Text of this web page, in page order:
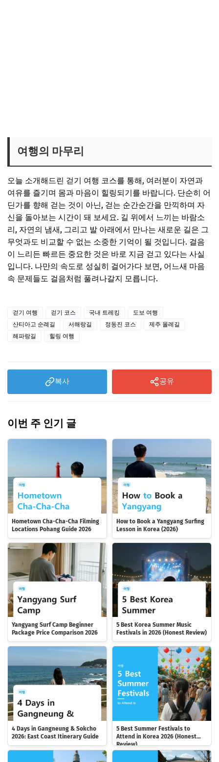
여행의 마무리
오늘 소개해드린 걷기 여행 코스를 통해, 여러분이 자연과
여유를 즐기며 몸과 마음이 힐링되기를 바랍니다. 단순히 어
딘가를 향해 걷는 것이 아닌, 걷는 순간순간을 만끽하며 자
신을 돌아보는 시간이 돼 보세요. 길 위에서 느끼는 바람소
리, 자연의 냄새, 그리고 발 아래에서 만나는 새로운 길은 그
무엇과도 비교할 수 없는 소중한 기억이 될 것입니다. 걸음
이 느리든 빠르든 중요한 것은 바로 지금 걷고 있다는 사실
입니다. 나만의 속도로 성실히 걸어가다 보면, 어느새 마음
속 문제들도 걸음처럼 풀려나갈지 모릅니다.
걷기 여행 걷기 코스 국내 트레킹
도보 여행
산티아고 순례길
서해랑길 정동진 코스
제주 올레길
해파랑길
힐링 여행
복사 공유
이번 주 인기 글
Hometown Cha-Cha-Cha Filming
Locations Pohang Guide 2026
How to Book a Yangyang Surfing
Lesson in Korea (2026)
Yangyang Surf Camp Beginner
Package Price Comparison 2026
5 Best Korea Summer Music
Festivals in 2026 (Honest Review)
4 Days in Gangneung & Sokcho
2026: East Coast Itinerary Guide
5 Best Summer Festivals to
Attend in Korea 2026 (Honest
Review)